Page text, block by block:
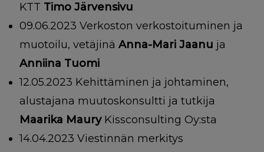
KTT Timo Järvensivu
09.06.2023 Verkoston verkostoituminen ja
muotoilu, vetäjinä Anna-Mari Jaanu ja
Anniina Tuomi
12.05.2023 Kehittäminen ja johtaminen,
alustajana muutoskonsultti ja tutkija
Maarika MauryKissconsulting Oy:sta
14.04.2023 Viestinnän merkitys